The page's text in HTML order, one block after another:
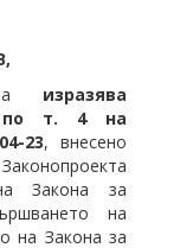
изразява
по т. 4 на
23, внесено
Закона за
на
на Закона за